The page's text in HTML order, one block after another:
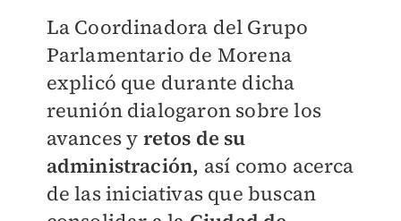
La Coordinadora del Grupo
Parlamentario de Morena
explicó que durante dicha
reunión dialogaron sobre los
avances y retos de su
administración, así como acerca
de las iniciativas que buscan